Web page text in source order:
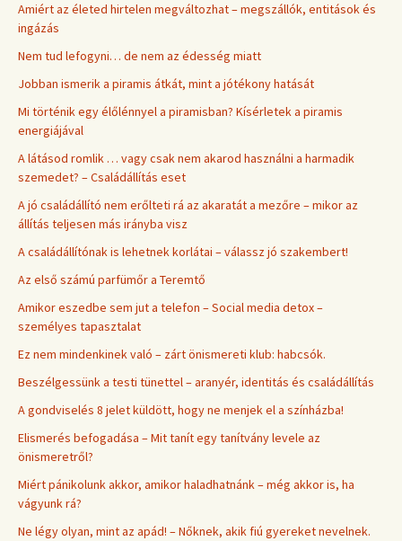
Amiért az életed hirtelen megváltozhat – megszállók, entitások és
ingázás
Nem tud lefogyni… de nem az édesség miatt
Jobban ismerik a piramis átkát, mint a jótékony hatását
Mi történik egy élőlénnyel a piramisban? Kísérletek a piramis
energiájával
A látásod romlik … vagy csak nem akarod használni a harmadik
szemedet? – Családállítás eset
A jó családállító nem erőlteti rá az akaratát a mezőre – mikor az
állítás teljesen más irányba visz
A családállítónak is lehetnek korlátai – válassz jó szakembert!
Az első számú parfümőr a Teremtő
Amikor eszedbe sem jut a telefon – Social media detox –
személyes tapasztalat
Ez nem mindenkinek való – zárt önismereti klub: habcsók.
Beszélgessünk a testi tünettel – aranyér, identitás és családállítás
A gondviselés 8 jelet küldött, hogy ne menjek el a színházba!
Elismerés befogadása – Mit tanít egy tanítvány levele az
önismeretről?
Miért pánikolunk akkor, amikor haladhatnánk – még akkor is, ha
vágyunk rá?
Ne légy olyan, mint az apád! – Nőknek, akik fiú gyereket nevelnek.